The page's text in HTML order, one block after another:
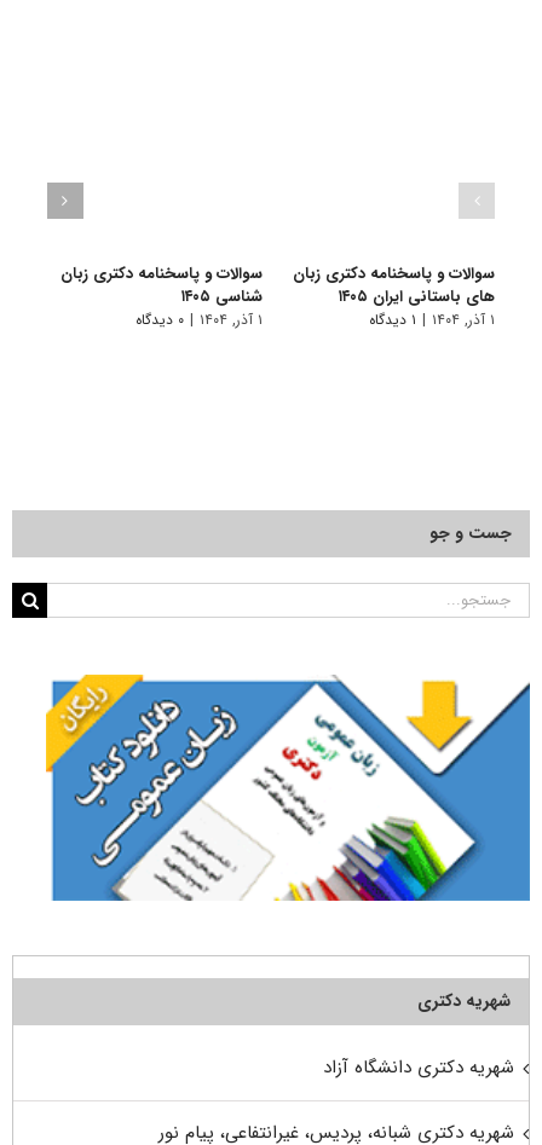
سوالات و پاسخنامه دکتری زبان
های باستانی ایران ۱۴۰۵
۱ آذر, ۱۴۰۴ | ۱ دیدگاه
سوالات و پاسخنامه دکتری زبان‌
شناسی ۱۴۰۵
۱ آذر, ۱۴۰۴ | ۰ دیدگاه
جست و جو
جستجو
شهریه دکتری
شهریه دکتری دانشگاه آزاد
شهریه دکتری شبانه، پردیس، غیرانتفاعی، پیام نور